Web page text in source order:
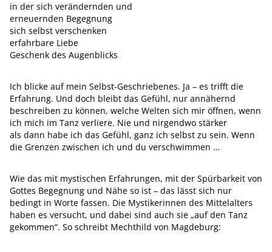
in der sich verändernden und
erneuernden Begegnung
sich selbst verschenken
erfahrbare Liebe
Geschenk des Augenblicks
Ich blicke auf mein Selbst-Geschriebenes. Ja – es trifft die
Erfahrung. Und doch bleibt das Gefühl, nur annähernd
beschreiben zu können, welche Welten sich mir öffnen, wenn
ich mich im Tanz verliere. Nie und nirgendwo stärker
als dann habe ich das Gefühl, ganz ich selbst zu sein. Wenn
die Grenzen zwischen ich und du verschwimmen …
Wie das mit mystischen Erfahrungen, mit der Spürbarkeit von
Gottes Begegnung und Nähe so ist – das lässt sich nur
bedingt in Worte fassen. Die Mystikerinnen des Mittelalters
haben es versucht, und dabei sind auch sie „auf den Tanz
gekommen“. So schreibt Mechthild von Magdeburg: